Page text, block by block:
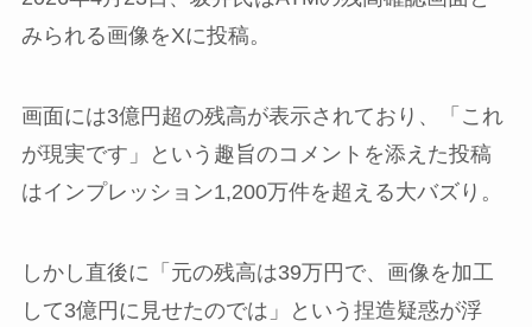
みられる画像をXに投稿。
画面には3億円超の残高が表示されており、「これ
が現実です」という趣旨のコメントを添えた投稿
はインプレッション1,200万件を超える大バズり。
しかし直後に「元の残高は39万円で、画像を加工
して3億円に見せたのでは」という捏造疑惑が浮